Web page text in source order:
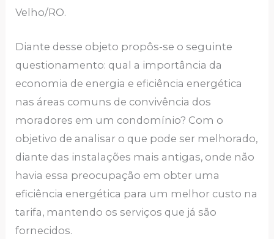
Velho/RO.
Diante desse objeto propôs-se o seguinte
questionamento: qual a importância da
economia de energia e eficiência energética
nas áreas comuns de convivência dos
moradores em um condomínio? Com o
objetivo de analisar o que pode ser melhorado,
diante das instalações mais antigas, onde não
havia essa preocupação em obter uma
eficiência energética para um melhor custo na
tarifa, mantendo os serviços que já são
fornecidos.